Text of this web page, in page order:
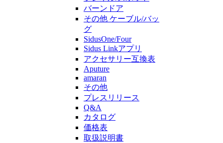
バーンドア
その他 ケーブル/バッ
グ
SidusOne/Four
Sidus Linkアプリ
アクセサリー互換表
Aputure
amaran
その他
プレスリリース
Q&A
カタログ
価格表
取扱説明書